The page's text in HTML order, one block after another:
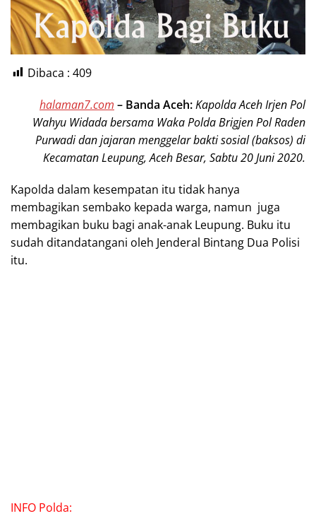
Dibaca : 409
halaman7.com – Banda Aceh:Kapolda Aceh Irjen Pol
Wahyu Widada bersama Waka Polda Brigjen Pol Raden
Purwadi dan jajaran menggelar bakti sosial (baksos) di
Kecamatan Leupung, Aceh Besar, Sabtu 20 Juni 2020.
Kapolda dalam kesempatan itu tidak hanya
membagikan sembako kepada warga, namun juga
membagikan buku bagi anak-anak Leupung. Buku itu
sudah ditandatangani oleh Jenderal Bintang Dua Polisi
itu.
INFO Polda: